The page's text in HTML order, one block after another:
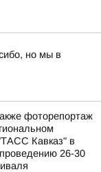
но мы в
фоторепортаж
Кавказ" в
26-30